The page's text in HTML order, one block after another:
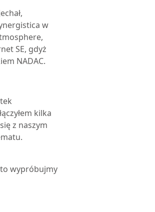
w
SE, gdyż
NADAC.
kilka
z naszym
to wypróbujmy